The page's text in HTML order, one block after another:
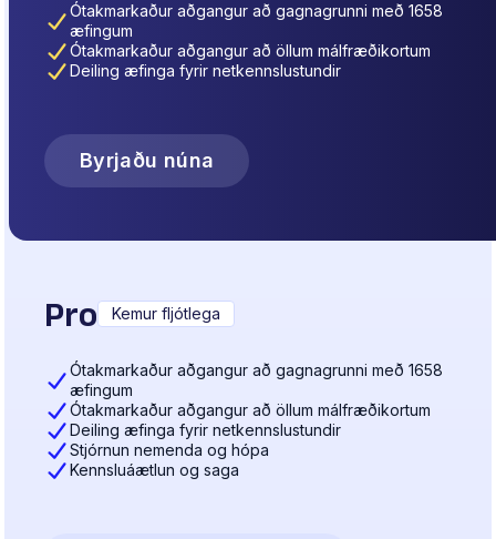
Ótakmarkaður aðgangur að gagnagrunni með 1658
æfingum
Ótakmarkaður aðgangur að öllum málfræðikortum
Deiling æfinga fyrir netkennslustundir
Byrjaðu núna
Pro Kemur fljótlega
Ótakmarkaður aðgangur að gagnagrunni með 1658
æfingum
Ótakmarkaður aðgangur að öllum málfræðikortum
Deiling æfinga fyrir netkennslustundir
Stjórnun nemenda og hópa
Kennsluáætlun og saga